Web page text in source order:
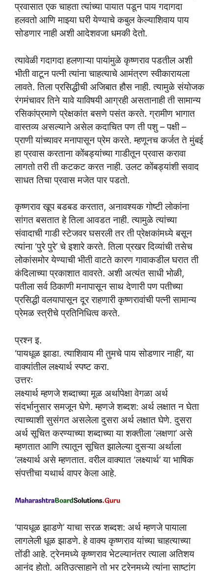
प्रवासात एक चाहता त्यांच्या पायात पडून पाय गदागदा
हलवतो आणि माझ्या घरी येण्याचे कबुल केल्याशिवाय पाय
सोडणार नाही अशी आदेशवजा धमकी देतो.
त्यावेळी गदागदा हलणाऱ्या पायांमुळे कृष्णराव पडतील अशी
भीती वाटून पत्नी त्यांना चाहत्याचे आमंत्रण स्वीकारायला
लावते. तिला प्रसिद्धीची अजिबात हौस नाही. त्यामुळे संयोजक
रंगमंचावर तिने यावे याविषयी आग्रही असतानाही ती सामान्य
रसिकांप्रमाणे प्रेक्षकांत बसणे पसंत करते. ग्रामीण भागात
वास्तव्य असल्याने असेल कदाचित पण ती पशु – पक्षी –
प्राणी यांच्यावर मनापासून प्रेम करते. म्हणूनच कर्जत ते मुंबई
हा प्रवास करताना कोंबड्यांच्या गाडीतून प्रवास करावा
लागतो तरी ती कटकट करत नाही. उलट कोंबड्यांशी सवाद
साधत तिचा प्रवास मजेत पार पडतो.
कृष्णराव खूप बडबड करतात, अनावश्यक गोष्टी लोकांना
सांगत बसतात हे तिला आवडत नाही. त्यामुळे त्यांच्या
संवादाची गाडी स्टेजवर घसरली तर ती प्रेक्षकांमध्ये बसून
त्यांना ‘पुरे पुरे’ चे इशारे करते. तिला प्रखर दिव्यांची तसेच
लोकांसमोर येण्याची भीती वाटते कारण गावाकडील घरात ती
कंदिलाच्या प्रकाशात वावरते. अशी अत्यंत साधी भोळी,
पतीला सर्व ठिकाणी मनापासून साथ देणारी पण पतीच्या
प्रसिद्धी वलयापासून दूर राहणारी कृष्णरावांची पत्नी सामान्य
प्रेमळ स्त्रीचे प्रतिनिधित्व करते.
प्रश्न इ.
‘पायधूळ झाडा. त्याशिवाय मी तुमचे पाय सोडणार नाही’, या
वाक्यांतील लक्ष्यार्थ स्पष्ट करा.
उत्तरः
लक्ष्यार्थ म्हणजे शब्दाच्या मूळ अर्थापेक्षा वेगळा अर्थ
संदर्भानुसार समजून घेणे. म्हणजे शब्दश: अर्थ लक्षात न घेता
त्याच्याशी सुसंगत असलेला दुसरा अर्थ लक्षात घेणे. दुसरा
अर्थ सूचित करण्याच्या शब्दाच्या या शक्तीला ‘लक्षणा’ असे
म्हणतात आणि त्यातून सूचित झालेल्या दुसऱ्या अर्थाला
‘लक्ष्यार्थ असे म्हणतात. वरील वाक्यात ‘लक्ष्यार्थ’ या भाषिक
संपत्तीचा यथार्थ वापर केला आहे.
‘पायधूळ झाडणे’ याचा सरळ शब्दश: अर्थ म्हणजे पायाला
लागलेली धूळ झाडणे. हे वाक्य कृष्णराव यांच्या चाहत्याच्या
तोंडी आहे. ट्रेनमध्ये कृष्णराव भेटल्यानंतर त्याला अतिशय
आनंद होतो. अतिउत्साहाने तो भर ट्रेनमध्ये त्यांना साष्टांग